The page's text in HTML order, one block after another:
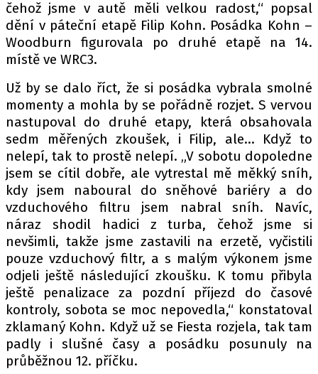
čehož jsme v autě měli velkou radost,“ popsal
dění v páteční etapě Filip Kohn. Posádka Kohn –
Woodburn figurovala po druhé etapě na 14.
místě ve WRC3.
Už by se dalo říct, že si posádka vybrala smolné
momenty a mohla by se pořádně rozjet. S vervou
nastupoval do druhé etapy, která obsahovala
sedm měřených zkoušek, i Filip, ale… Když to
nelepí, tak to prostě nelepí. „V sobotu dopoledne
jsem se cítil dobře, ale vytrestal mě měkký sníh,
kdy jsem naboural do sněhové bariéry a do
vzduchového filtru jsem nabral sníh. Navíc,
náraz shodil hadici z turba, čehož jsme si
nevšimli, takže jsme zastavili na erzetě, vyčistili
pouze vzduchový filtr, a s malým výkonem jsme
odjeli ještě následující zkoušku. K tomu přibyla
ještě penalizace za pozdní příjezd do časové
kontroly, sobota se moc nepovedla,“ konstatoval
zklamaný Kohn. Když už se Fiesta rozjela, tak tam
padly i slušné časy a posádku posunuly na
průběžnou 12. příčku.